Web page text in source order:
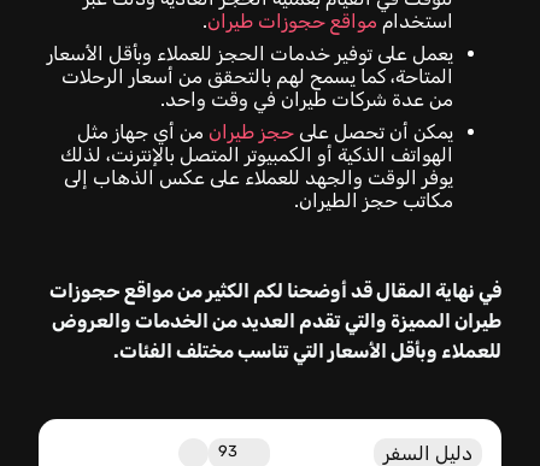
استخدام مواقع حجوزات طيران.
يعمل على توفير خدمات الحجز للعملاء وبأقل الأسعار
المتاحة، كما يسمح لهم بالتحقق من أسعار الرحلات
من عدة شركات طيران في وقت واحد.
يمكن أن تحصل على حجز طيران من أي جهاز مثل
الهواتف الذكية أو الكمبيوتر المتصل بالإنترنت، لذلك
يوفر الوقت والجهد للعملاء على عكس الذهاب إلى
مكاتب حجز الطيران.
في نهاية المقال قد أوضحنا لكم الكثير من مواقع حجوزات
طيران المميزة والتي تقدم العديد من الخدمات والعروض
للعملاء وبأقل الأسعار التي تناسب مختلف الفئات.
دليل السفر 93